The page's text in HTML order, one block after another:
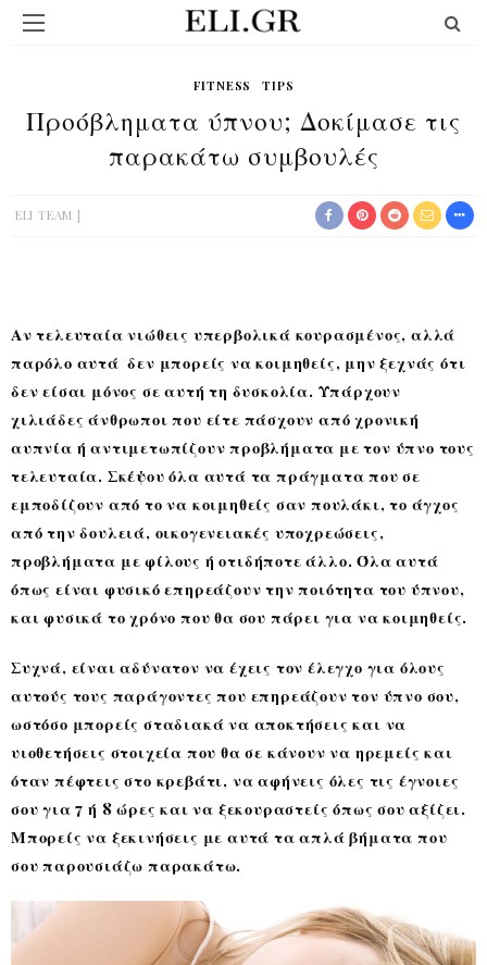
FITNESS TIPS
Προόβληματα ύπνου; Δοκίμασε τις
παρακάτω συμβουλές
ELI TEAM
Αν τελευταία νιώθεις υπερβολικά κουρασμένος, αλλά
παρόλο αυτά δεν μπορείς να κοιμηθείς, μην ξεχνάς ότι
δεν είσαι μόνος σε αυτή τη δυσκολία. Υπάρχουν
χιλιάδες άνθρωποι που είτε πάσχουν από χρονική
αυπνία ή αντιμετωπίζουν προβλήματα με τον ύπνο τους
τελευταία. Σκέψου όλα αυτά τα πράγματα που σε
εμποδίζουν από το να κοιμηθείς σαν πουλάκι, το άγχος
από την δουλειά, οικογενειακές υποχρεώσεις,
προβλήματα με φίλους ή οτιδήποτε άλλο. Όλα αυτά
όπως είναι φυσικό επηρεάζουν την ποιότητα του ύπνου,
και φυσικά το χρόνο που θα σου πάρει για να κοιμηθείς.
Συχνά, είναι αδύνατον να έχεις τον έλεγχο για όλους
αυτούς τους παράγοντες που επηρεάζουν τον ύπνο σου,
ωστόσο μπορείς σταδιακά να αποκτήσεις και να
υιοθετήσεις στοιχεία που θα σε κάνουν να ηρεμείς και
όταν πέφτεις στο κρεβάτι, να αφήνεις όλες τις έγνοιες
σου για 7 ή 8 ώρες και να ξεκουραστείς όπως σου αξίζει.
Μπορείς να ξεκινήσεις με αυτά τα απλά βήματα που
σου παρουσιάζω παρακάτω.